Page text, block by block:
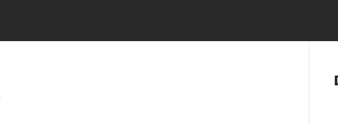
Notre
Nos